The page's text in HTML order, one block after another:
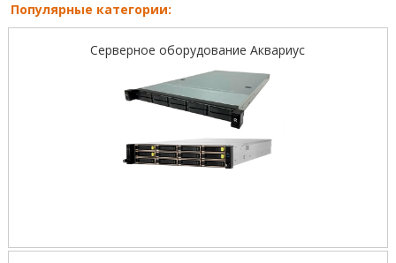
Популярные категории:
Серверное оборудование Аквариус